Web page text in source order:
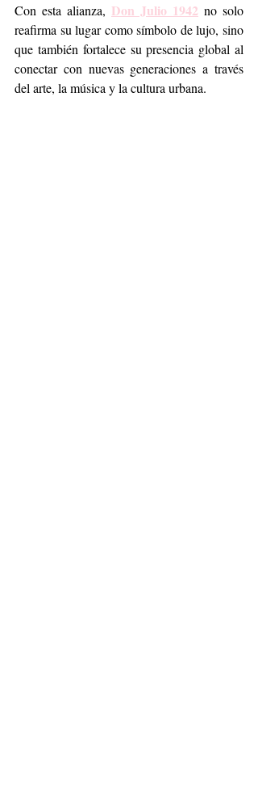
Con esta alianza, Don Julio 1942 no solo
reafirma su lugar como símbolo de lujo, sino
que también fortalece su presencia global al
conectar con nuevas generaciones a través
del arte, la música y la cultura urbana.